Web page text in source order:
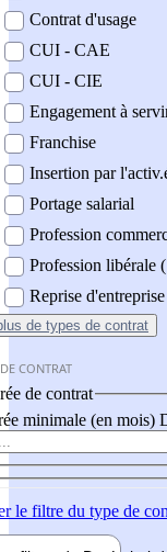
Contrat d'usage
CUI - CAE
CUI - CIE
Engagement à
Franchise
Insertion par
Portage salarial
Profession
Profession libérale
Reprise d'entreprise
de types de contrat
CONTRAT
de contrat
minimale (en mois)
le filtre du type de